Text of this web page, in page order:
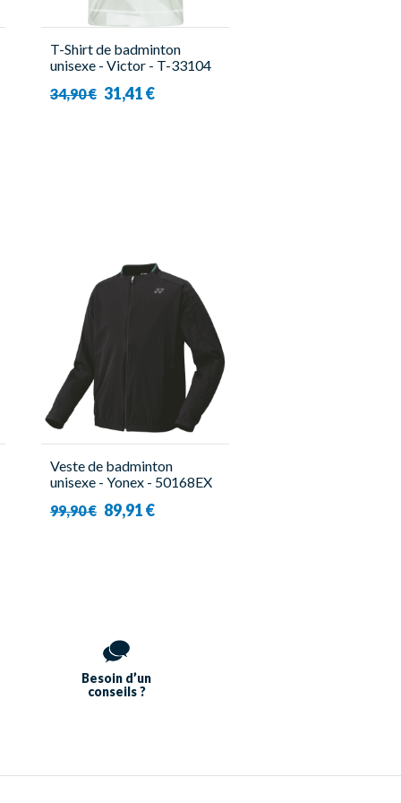
T-Shirt de badminton
unisexe - Victor - T-33104
34,90 € 31,41 €
Veste de badminton
unisexe - Yonex - 50168EX
99,90 € 89,91 €
Besoin d’un
conseils ?